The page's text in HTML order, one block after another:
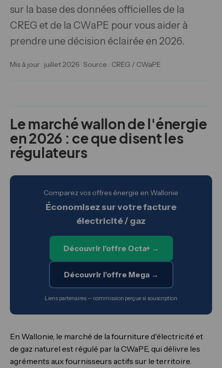
sur la base des données officielles de la
CREG et de la CWaPE pour vous aider à
prendre une décision éclairée en 2026.
Mis à jour : juillet 2026 · Source : CREG / CWaPE
Le marché wallon de l'énergie
en 2026 : ce que disent les
régulateurs
Comparez vos offres énergie en Wallonie
Économisez sur votre facture
électricité / gaz
Découvrir l'offre Octa+ →
Découvrir l'offre Mega →
Liens partenaires — commission perçue si souscription
En Wallonie, le marché de la fourniture d'électricité et
de gaz naturel est régulé par la CWaPE, qui délivre les
agréments aux fournisseurs actifs sur le territoire.